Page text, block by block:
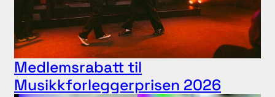
Medlemsrabatt til
Musikkforleggerprisen 2026